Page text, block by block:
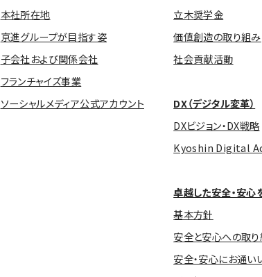
本社所在地
京進グループが目指す姿
子会社および関係会社
フランチャイズ事業
ソーシャルメディア公式アカウント
立木奨学金
価値創造の取り組み
社会貢献活動
DX（デジタル変革）
DXビジョン・DX戦略
Kyoshin Digital
卓越した安全・安心
基本方針
安全と安心への取
安全・安心にお通い